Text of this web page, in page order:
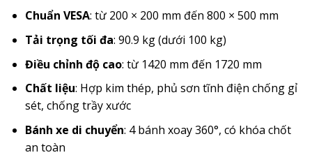
Chuẩn VESA: từ 200 × 200 mm đến 800 × 500 mm
Tải trọng tối đa: 90.9 kg (dưới 100 kg)
Điều chỉnh độ cao: từ 1420 mm đến 1720 mm
Chất liệu: Hợp kim thép, phủ sơn tĩnh điện chống gỉ
sét, chống trầy xước
Bánh xe di chuyển: 4 bánh xoay 360°, có khóa chốt
an toàn